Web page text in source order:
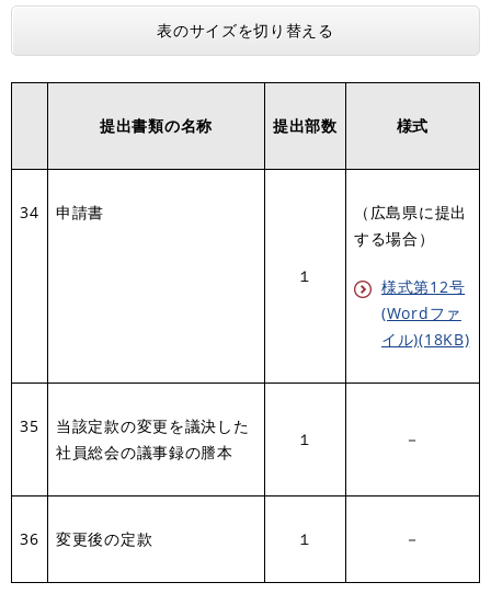
表のサイズを切り替える
提出書類の名称 提出部数 様式
34 申請書
１
（広島県に提出
する場合）
様式第12号
(Wordファ
イル)(18KB)
35
当該定款の変更を議決した
社員総会の議事録の謄本
１ －
36 変更後の定款 １ －